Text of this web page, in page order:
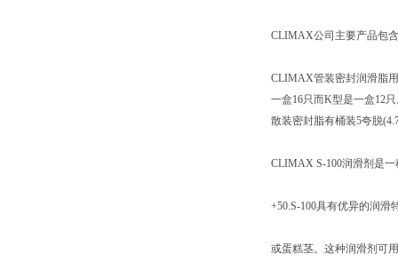
CLIMAX公司主要产品包
CLIMAX管装密封润滑脂
一盒16只而K型是一盒12
散装密封脂有桶装5夸脱
CLIMAX S-100润滑剂是
+50.S-100具有优异的润
或蛋糕茎。这种润滑剂可